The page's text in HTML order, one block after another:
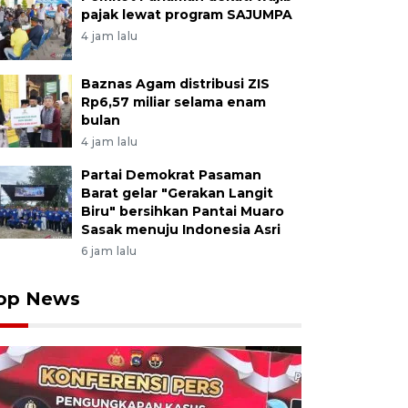
pajak lewat program SAJUMPA
4 jam lalu
Baznas Agam distribusi ZIS
Rp6,57 miliar selama enam
bulan
4 jam lalu
Partai Demokrat Pasaman
Barat gelar "Gerakan Langit
Biru" bersihkan Pantai Muaro
Sasak menuju Indonesia Asri
6 jam lalu
News